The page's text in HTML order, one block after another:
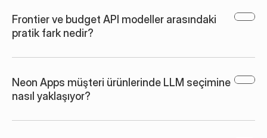
Frontier ve budget API modeller arasındaki
pratik fark nedir?
Neon Apps müşteri ürünlerinde LLM seçimine
nasıl yaklaşıyor?